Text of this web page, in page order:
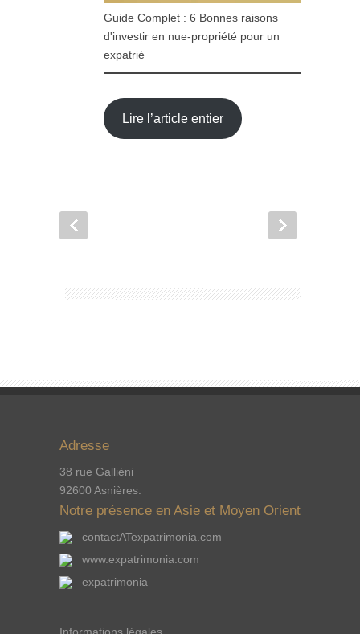
Guide Complet : 6 Bonnes raisons
d'investir en nue-propriété pour un
expatrié
Lire l’article entier
Adresse
38 rue Galliéni
92600 Asnières.
Notre présence en Asie et Moyen Orient
contactATexpatrimonia.com
www.expatrimonia.com
expatrimonia